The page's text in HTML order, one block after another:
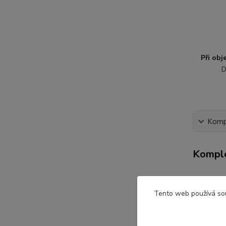
Při
Tento web používá